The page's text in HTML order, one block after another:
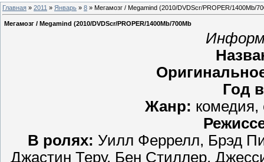
Главная » 2011 » Январь » 8 » Мегамозг / Megamind (2010/DVDScr/PROPER/1400Mb/
Мегамозг / Megamind (2010/DVDScr/PROPER/1400Mb/700Mb
Год
Жанр:
В ролях: Уилл Феррелл, Брэд
Джастин Теру, Бен Стиллер,